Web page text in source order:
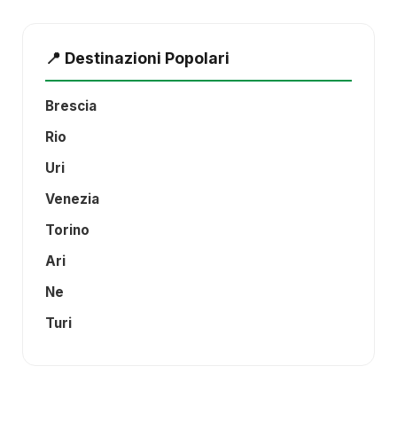
📍 Destinazioni Popolari
Brescia
Rio
Uri
Venezia
Torino
Ari
Ne
Turi